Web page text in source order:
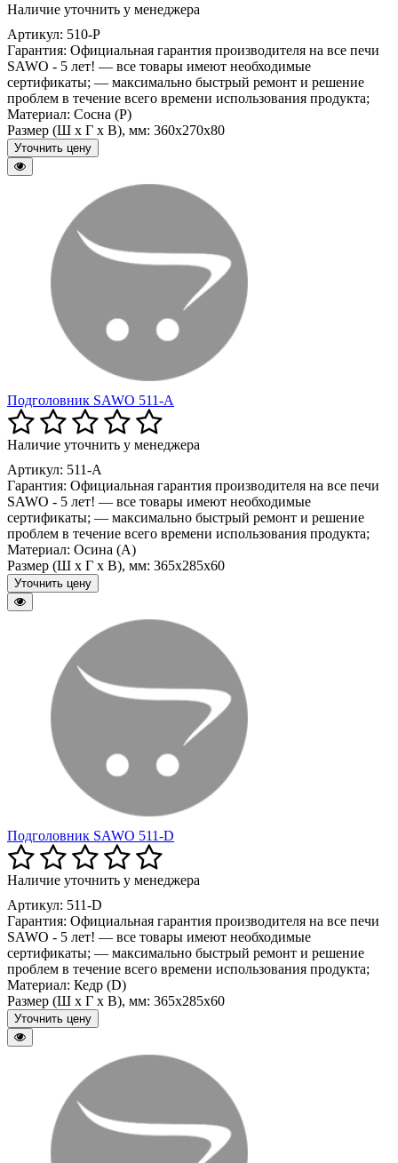
Наличие уточнить у менеджера
Артикул: 510-P
Гарантия: Официальная гарантия производителя на все печи
SAWO - 5 лет! — все товары имеют необходимые
сертификаты; — максимально быстрый ремонт и решение
проблем в течение всего времени использования продукта;
Материал: Сосна (P)
Размер (Ш x Г x В), мм: 360x270x80
Уточнить цену
Подголовник SAWO 511-A
Наличие уточнить у менеджера
Артикул: 511-A
Гарантия: Официальная гарантия производителя на все печи
SAWO - 5 лет! — все товары имеют необходимые
сертификаты; — максимально быстрый ремонт и решение
проблем в течение всего времени использования продукта;
Материал: Осина (A)
Размер (Ш x Г x В), мм: 365x285x60
Уточнить цену
Подголовник SAWO 511-D
Наличие уточнить у менеджера
Артикул: 511-D
Гарантия: Официальная гарантия производителя на все печи
SAWO - 5 лет! — все товары имеют необходимые
сертификаты; — максимально быстрый ремонт и решение
проблем в течение всего времени использования продукта;
Материал: Кедр (D)
Размер (Ш x Г x В), мм: 365x285x60
Уточнить цену